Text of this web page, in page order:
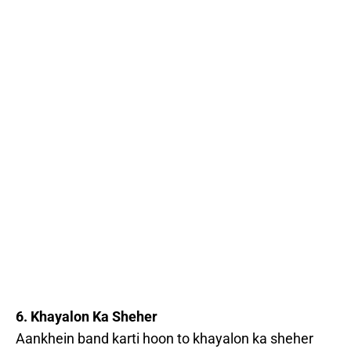
6. Khayalon Ka Sheher
Aankhein band karti hoon to khayalon ka sheher